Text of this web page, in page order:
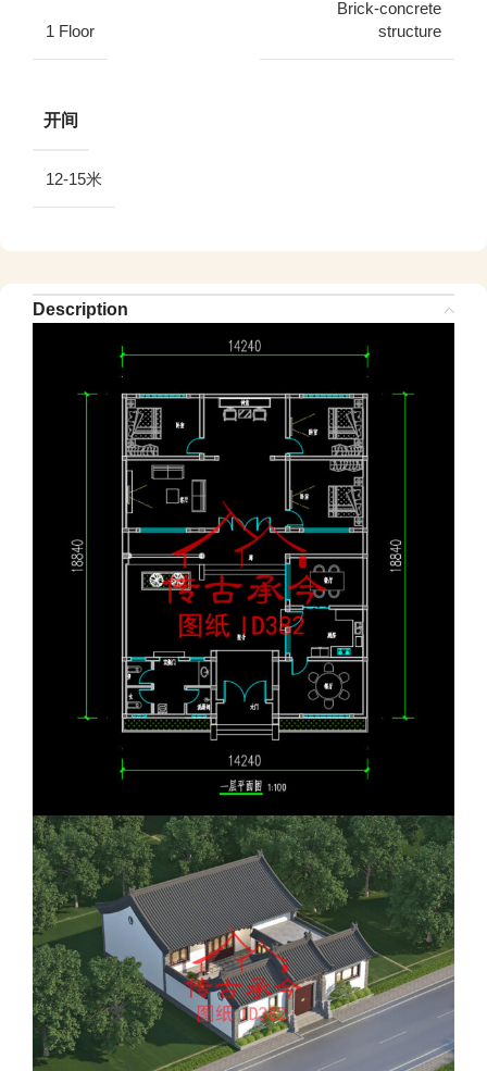
1 Floor
Brick-concrete
structure
开间
12-15米
Description